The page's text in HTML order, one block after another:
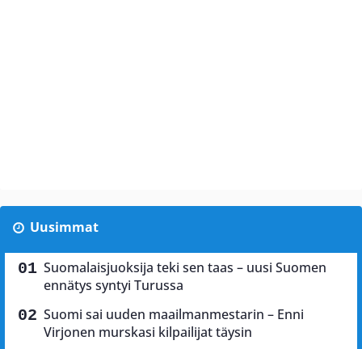
Uusimmat
Suomalaisjuoksija teki sen taas – uusi Suomen
ennätys syntyi Turussa
Suomi sai uuden maailmanmestarin – Enni
Virjonen murskasi kilpailijat täysin